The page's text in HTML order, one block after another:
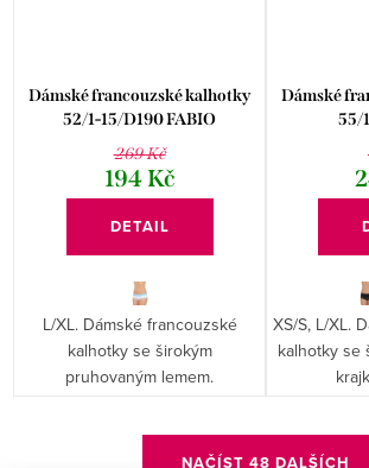
Dámské francouzské kalhotky
52/1-15/D190 FABIO
269 Kč
194 Kč
DETAIL
L/XL. Dámské francouzské
kalhotky se širokým
pruhovaným lemem.
Dámské
55/
XS/S, L/XL.
kalhotky se
NAČÍST 48 DALŠÍCH